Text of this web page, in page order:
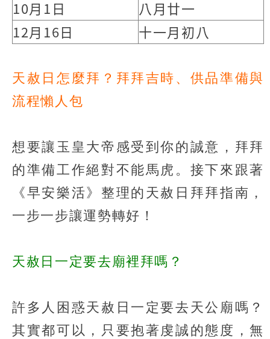
10月1日
八月廿一
12月16日
十一月初八
天赦日怎麼拜？拜拜吉時、供品準備與
流程懶人包
想要讓玉皇大帝感受到你的誠意，拜拜
的準備工作絕對不能馬虎。接下來跟著
《早安樂活》整理的天赦日拜拜指南，
一步一步讓運勢轉好！
天赦日一定要去廟裡拜嗎？
許多人困惑天赦日一定要去天公廟嗎？
其實都可以，只要抱著虔誠的態度，無